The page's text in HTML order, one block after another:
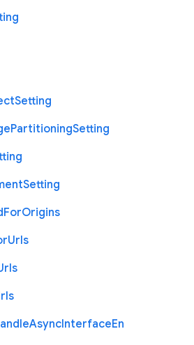
Setting
PartitioningSetting
Setting
ForOrigins
Urls
AsyncInterfaceEn